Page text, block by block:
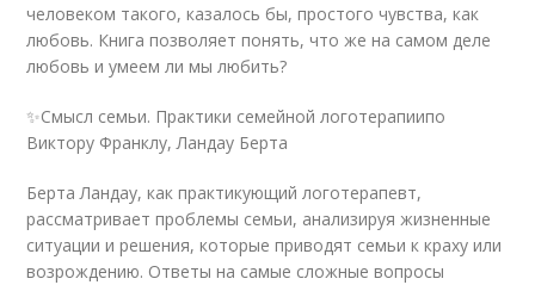
человеком такого, казалось бы, простого чувства, как
любовь. Книга позволяет понять, что же на самом деле
любовь и умеем ли мы любить?
✨Смысл семьи. Практики семейной логотерапиипо
Виктору Франклу, Ландау Берта
Берта Ландау, как практикующий логотерапевт,
рассматривает проблемы семьи, анализируя жизненные
ситуации и решения, которые приводят семьи к краху или
возрождению. Ответы на самые сложные вопросы